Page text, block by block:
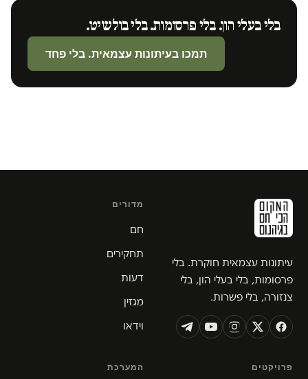
בלי בעלי הון. בלי פרסומות. בלי בולשיט.
תמכו בעיתונות עצמאית. בלי פחד
עיתונות עצמאית חוקרת. בלי
פרסומות, בלי בעלי הון, בלי
צנזורה, בלי פשרות.
מדורים
חם
תחקירים
דעות
מגזין
וידאו
פרויקטים המערכת